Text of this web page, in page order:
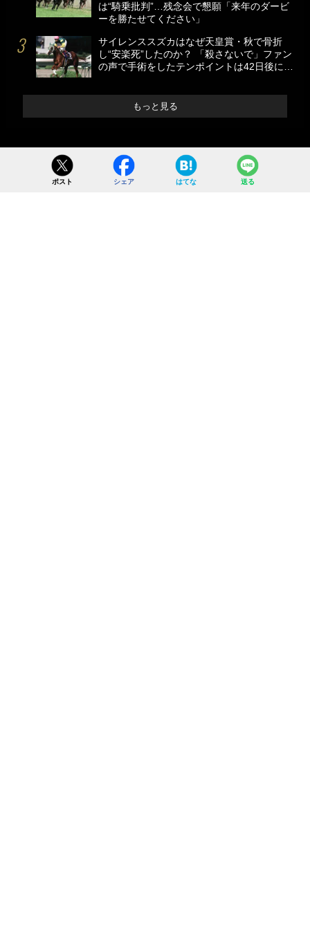
は“騎乗批判”…残念会で懇願「来年のダービ
ーを勝たせてください」
サイレンススズカはなぜ天皇賞・秋で骨折
し“安楽死”したのか？ 「殺さないで」ファン
の声で手術をしたテンポイントは42日後に…
もっと見る
ポスト シェア はてな 送る